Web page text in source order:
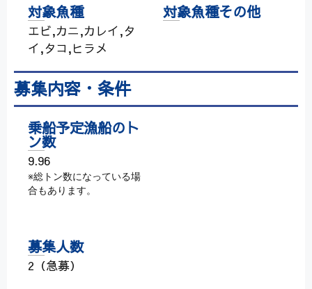
対象魚種
エビ,カニ,カレイ,タ
イ,タコ,ヒラメ
対象魚種その他
募集内容・条件
乗船予定漁船のト
ン数
9.96
※総トン数になっている場
合もあります。
募集人数
2（急募）